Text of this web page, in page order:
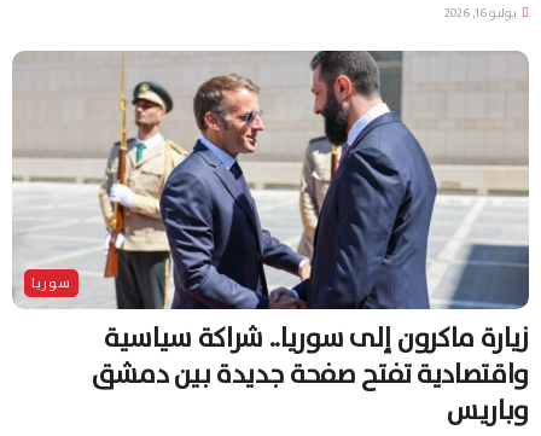
يوليو 16, 2026
سوريا
زيارة ماكرون إلى سوريا.. شراكة سياسية
واقتصادية تفتح صفحة جديدة بين دمشق
وباريس